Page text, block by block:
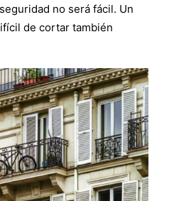
no será fácil. Un
de cortar también